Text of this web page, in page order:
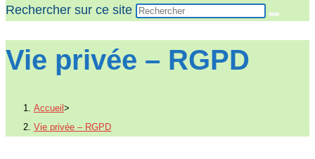
Rechercher sur ce site
Vie privée – RGPD
Accueil>
Vie privée – RGPD